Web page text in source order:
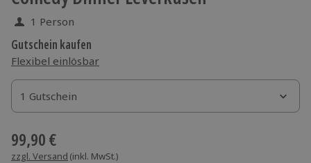
1 Person
Gutschein kaufen
Flexibel einlösbar
1 Gutschein
1 Gutschein
1 Gutschein
99,90 €
zzgl. Versand (inkl. MwSt.)